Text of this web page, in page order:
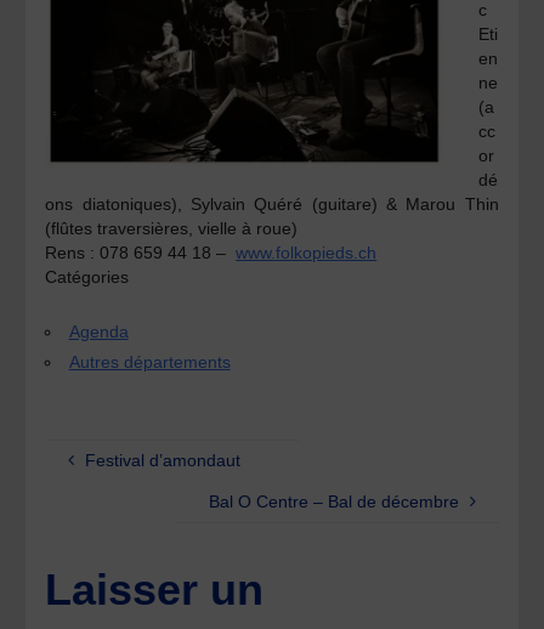
c
Eti
en
ne
(a
cc
or
dé
ons diatoniques), Sylvain Quéré (guitare) & Marou Thin
(flûtes traversières, vielle à roue)
Rens : 078 659 44 18 –www.folkopieds.ch
Catégories
Agenda
Autres départements
Festival d’amondaut
Bal O Centre – Bal de décembre
Laisser un